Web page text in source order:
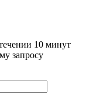
10 минут
запросу